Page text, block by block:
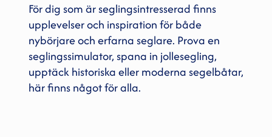
För dig som är seglingsintresserad finns
upplevelser och inspiration för både
nybörjare och erfarna seglare. Prova en
seglingssimulator, spana in jollesegling,
upptäck historiska eller moderna segelbåtar,
här finns något för alla.